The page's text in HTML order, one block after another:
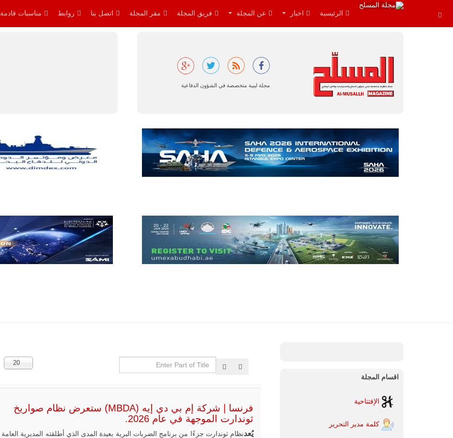
الرئيسية اخبار عن المجلة فريق المجلة مقر المجلة اتصل بنا روابط مناسبات قادمة
مجلة ليبية متخصصة في الشؤون الدفاعية
والإجراءات…
أفريقيا
تتصدر العالم
في الطلب
للصناعات الجوية
أن تصبح القارة
الأفريقية أكبر
سوق عالمي
لطائرة الهجوم
الخفيف
Enter
Part
Title
الإظهارات:
20
فرنسا | شركة إم بي دي إيه (MBDA) ستعرض نظام صواريخ
ثوندارت الموجهة في عام 2026.
يُعدنظام ثوندارت جزءًا من برنامج الضربات البرية بعيدة المدى الذي أطلقته المديرية العامة
اقسام المجلة
الإفتتاحية
كلمة مدير التحرير